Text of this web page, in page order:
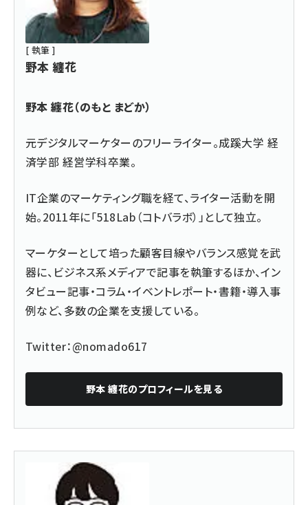
[ 執筆 ]
野本 纏花
野本 纏花（のもと まどか）
元デジタルマーケターのフリーライター。成蹊大学 経
済学部 経営学科卒業。
IT企業のマーケティング職を経て、ライター活動を開
始。2011年に「518Lab（コトバラボ） 」として独立。
マーケターとして培った顧客目線やバランス感覚を武
器に、ビジネス系メディアで記事を執筆するほか、イン
タビュー記事・コラム・イベントレポート・書籍・導入事
例など、多数の企業を支援している。
Twitter：@nomado617
野本 纏花のプロフィールを見る